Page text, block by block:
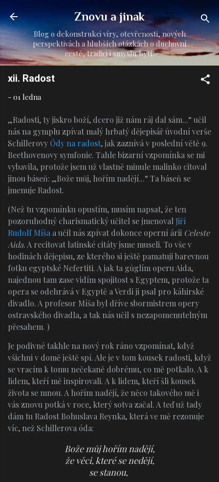
Přeskočit na hlavní obsah
Znovu a jinak
Blog o dekonstrukci víry, otevřenosti, nových
perspektivách a hlubších otázkách o duchovní
cestě, tradici i smyslu bytí.
xii. Radost
- 01 ledna
„Radosti, ty jiskro boží, dcero již nám ráj dal sám...“ učil
nás na gymplu zpívat malý hrbatý dějepisář úvodní verše
Schillerovy Ódy na radost, jak zaznívá v poslední větě 9.
Beethovenovy symfonie. Tahle bizarní vzpomínka se mi
vybavila, protože jsem už vlastně minule malinko citoval
jinou báseň: „Bože můj, hořím nadějí...“ Ta báseň se
jmenuje Radost.
(Než tu vzpomínku opustím, musím napsat, že ten
pozoruhodný charismatický učitel se jmenoval Jiří
Rudolf Míša a učil nás zpívat dokonce operní árii Celeste
Aida. A recitovat latinské citáty jsme museli. To vše v
hodinách dějepisu, ze kterého si ještě pamatuji barevnou
fotku egyptské Nefertiti. A jak ta gůglím operu Aida,
najednou tam zase vidím spojitost s Egyptem, protože ta
opera se odehrává v Egyptě a Verdi ji psal pro káhirské
divadlo. A profesor Míša byl dříve sbormistrem opery
ostravského divadla, a tak nás učil s nezapomenutelným
přesahem. )
Je podivné takhle na nový rok ráno vzpomínat, když
všichni v domě ještě spí. Ale je v tom kousek radosti, když
se vracím k tomu nečekaně dobrému, co mě potkalo. A k
lidem, kteří mě inspirovali. A k lidem, kteří šli kousek
života se mnou. A hořím nadějí, že něco takového mě i
vás znovu potká v roce, který sotva začal. A teď už tady
dám tu Radost Bohuslava Reynka, která ve mě rezonuje
víc, než Schillerova óda:
Bože můj hořím nadějí,
že věci, které se nedějí,
se stanou,